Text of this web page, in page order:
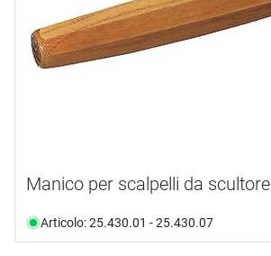
Manico per scalpelli da scultore
Articolo: 25.430.01 - 25.430.07